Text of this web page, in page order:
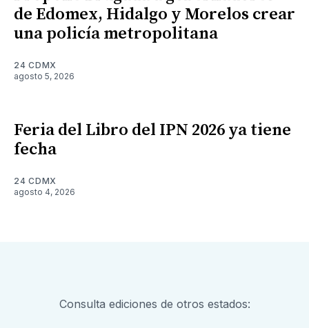
de Edomex, Hidalgo y Morelos crear
una policía metropolitana
24 CDMX
agosto 5, 2026
Feria del Libro del IPN 2026 ya tiene
fecha
24 CDMX
agosto 4, 2026
Consulta ediciones de otros estados: